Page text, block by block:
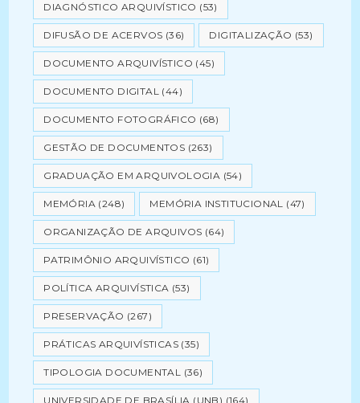
DIAGNÓSTICO ARQUIVÍSTICO (53)
DIFUSÃO DE ACERVOS (36) DIGITALIZAÇÃO (53)
DOCUMENTO ARQUIVÍSTICO (45)
DOCUMENTO DIGITAL (44)
DOCUMENTO FOTOGRÁFICO (68)
GESTÃO DE DOCUMENTOS (263)
GRADUAÇÃO EM ARQUIVOLOGIA (54)
MEMÓRIA (248) MEMÓRIA INSTITUCIONAL (47)
ORGANIZAÇÃO DE ARQUIVOS (64)
PATRIMÔNIO ARQUIVÍSTICO (61)
POLÍTICA ARQUIVÍSTICA (53)
PRESERVAÇÃO (267)
PRÁTICAS ARQUIVÍSTICAS (35)
TIPOLOGIA DOCUMENTAL (36)
UNIVERSIDADE DE BRASÍLIA (UNB) (164)